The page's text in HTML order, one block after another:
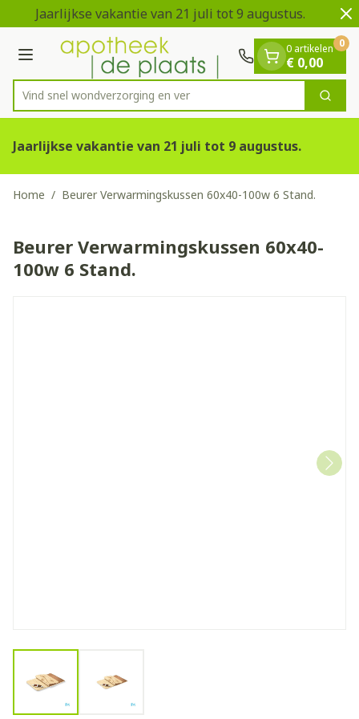
Ga naar de inhoud
1 van 2
Jaarlijkse vakantie van 21 juli tot 9 augustus.
Menu
Product, merk, categorie...
Vind snel wondverzorgin Zoek
0 artikelen
€ 0,00
0
Jaarlijkse vakantie van 21 juli tot 9 augustus.
Home / Beurer Verwarmingskussen 60x40-100w 6 Stand.
Beurer Verwarmingskussen 60x40-
100w 6 Stand.